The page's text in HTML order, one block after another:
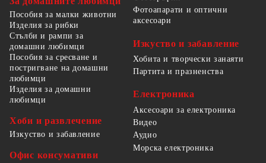
Пособия за малки животни
Изделия за рибки
Стълби и рампи за
домашни любимци
Пособия за сресване и
постригване на домашни
любимци
Изделия за домашни
любимци
Хоби и развлечение
Изкуство и забавление
Офис консумативи
Фотоапарати и оптични
аксесоари
Изкуство и забавление
Хобита и творчески занаяти
Партита и празненства
Електроника
Аксесоари за електроника
Видео
Аудио
Морска електроника